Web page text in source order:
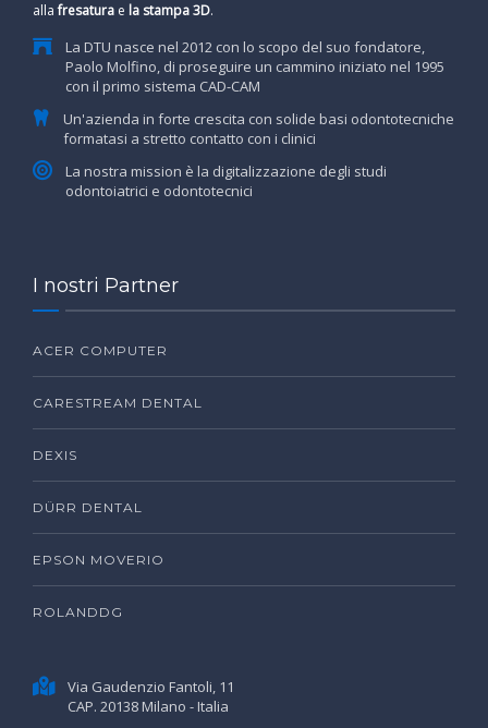
allafresatura e la stampa 3D.
La DTU nasce nel 2012 con lo scopo del suo fondatore,
Paolo Molfino, di proseguire un cammino iniziato nel 1995
con il primo sistema CAD-CAM
Un'azienda in forte crescita con solide basi odontotecniche
formatasi a stretto contatto con i clinici
La nostra mission è la digitalizzazione degli studi
odontoiatrici e odontotecnici
I nostri Partner
ACER COMPUTER
CARESTREAM DENTAL
DEXIS
DÜRR DENTAL
EPSON MOVERIO
ROLANDDG
Via Gaudenzio Fantoli, 11
CAP. 20138 Milano - Italia